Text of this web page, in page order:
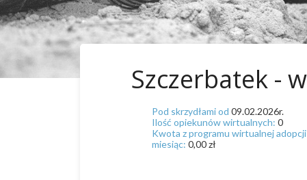
Szczerbatek -
Pod skrzydłami od 09.02.2026r.
Ilość opiekunów wirtualnych: 0
Kwota z programu wirtualnej adopcji
miesiąc: 0,00 zł